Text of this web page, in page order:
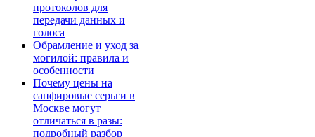
протоколов для
передачи данных и
голоса
Обрамление и уход за
могилой: правила и
особенности
Почему цены на
сапфировые серьги в
Москве могут
отличаться в разы:
подробный разбор